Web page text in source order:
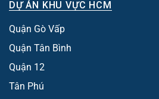
DỰ ÁN KHU VỰC HCM
Quận Gò Vấp
Quận Tân Bình
Quận 12
Tân Phú